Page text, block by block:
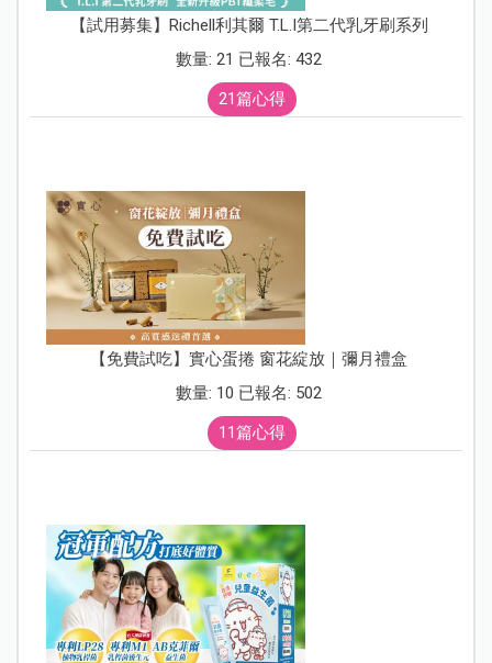
【試用募集】Richell利其爾 T.L.I第二代乳牙刷系列
數量: 21 已報名: 432
21篇心得
【免費試吃】實心蛋捲 窗花綻放｜彌月禮盒
數量: 10 已報名: 502
11篇心得